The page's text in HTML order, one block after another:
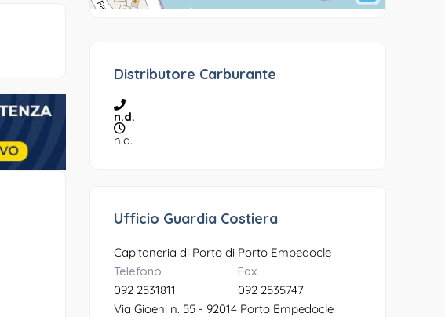
Distributore Carburante
n.d.
n.d.
Ufficio Guardia Costiera
Capitaneria di Porto di Porto Empedocle
Telefono
092 2531811
Fax
092 2535747
Via Gioeni n. 55 - 92014 Porto Empedocle